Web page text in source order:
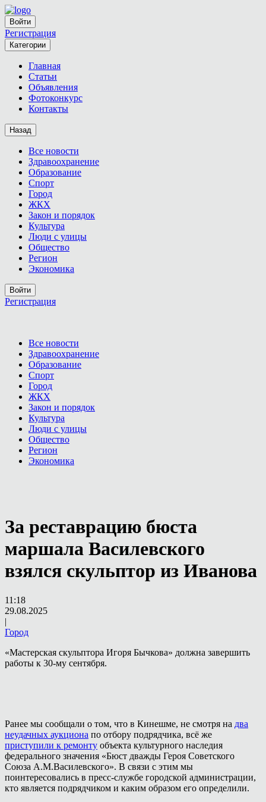
Войти
Регистрация
Категории
Главная
Статьи
Объявления
Фотоконкурс
Контакты
Назад
Все новости
Здравоохранение
Образование
Спорт
Город
ЖКХ
Закон и порядок
Культура
Люди с улицы
Общество
Регион
Экономика
Войти
Регистрация
Все новости
Здравоохранение
Образование
Спорт
Город
ЖКХ
Закон и порядок
Культура
Люди с улицы
Общество
Регион
Экономика
За реставрацию бюста
маршала Василевского
взялся скульптор из Иванова
11:18
29.08.2025
|
Город
«Мастерская скульптора Игоря Бычкова» должна завершить
работы к 30-му сентября.
Ранее мы сообщали о том, что в Кинешме, не смотря на два
неудачных аукциона по отбору подрядчика, всё же
приступили к ремонту объекта культурного наследия
федерального значения «Бюст дважды Героя Советского
Союза А.М.Василевского». В связи с этим мы
поинтересовались в пресс-службе городской администрации,
кто является подрядчиком и каким образом его определили.